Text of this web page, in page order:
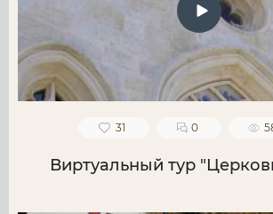
31 0
Виртуальный тур